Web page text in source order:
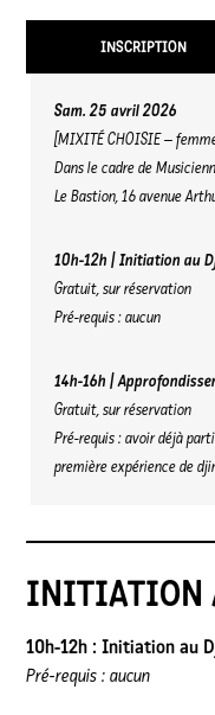
INSCRIPTION
Sam. 25 avril 2026
[MIXITÉ CHOISIE –
Dans le cadre de
Le Bastion, 16 avenue
10h-12h | Initiation au
Gratuit, sur réservation
Pré-requis : aucun
14h-16h |
Gratuit, sur réservation
Pré-requis : avoir déjà
première expérience de
INITIATION
10h-12h : Initiation au
Pré-requis : aucun